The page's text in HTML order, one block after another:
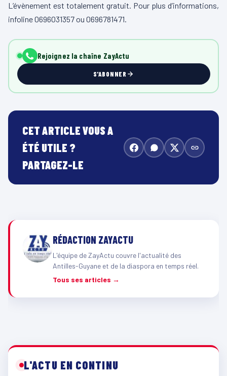
L’évènement est totalement gratuit. Pour plus d’informations,
infoline 0696031357 ou 0696781471.
Rejoignez la chaîne ZayActu
S'ABONNER
CET ARTICLE VOUS A
ÉTÉ UTILE ?
PARTAGEZ-LE
RÉDACTION ZAYACTU
L'équipe de ZayActu couvre l'actualité des
Antilles-Guyane et de la diaspora en temps réel.
Tous ses articles →
L'ACTU EN CONTINU